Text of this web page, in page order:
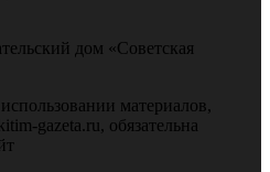
дом «Советская
материалов,
gazeta.ru, обязательна